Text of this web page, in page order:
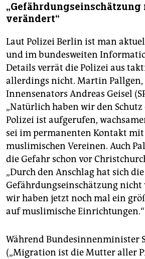
„Gefährdungseinschätzung
verändert“
Laut Polizei Berlin ist man
und im bundesweiten
Details verrät die Polizei aus
allerdings nicht. Martin Pallgen,
Innensenators Andreas Geisel
„Natürlich haben wir den
Polizei ist aufgerufen,
sei im permanenten Kontakt mit
muslimischen Vereinen. Auch
die Gefahr schon vor
„Durch den Anschlag hat sich die
Gefährdungseinschätzung nicht
wir haben jetzt noch mal ein
auf muslimische Einrichtungen.“
Während Bundesinnenminister
(„Migration ist die Mutter aller